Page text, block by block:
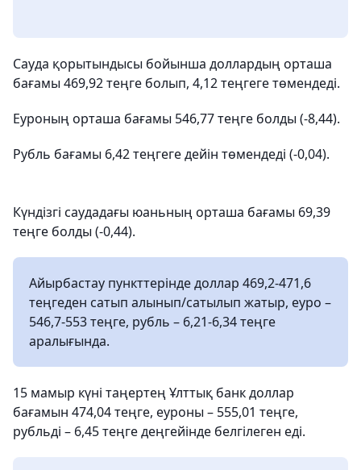
Сауда қорытындысы бойынша доллардың орташа
бағамы 469,92 теңге болып, 4,12 теңгеге төмендеді.
Еуроның орташа бағамы 546,77 теңге болды (-8,44).
Рубль бағамы 6,42 теңгеге дейін төмендеді (-0,04).
Күндізгі саудадағы юаньның орташа бағамы 69,39
теңге болды (-0,44).
Айырбастау пункттерінде доллар 469,2-471,6
теңгеден сатып алынып/сатылып жатыр, еуро –
546,7-553 теңге, рубль – 6,21-6,34 теңге
аралығында.
15 мамыр күні таңертең Ұлттық банк доллар
бағамын 474,04 теңге, еуроны – 555,01 теңге,
рубльді – 6,45 теңге деңгейінде белгілеген еді.